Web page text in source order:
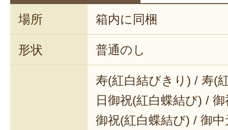
場所 箱内に同梱
形状 普通のし
寿(紅白結びきり) / 寿(
日御祝(紅白蝶結び) /
御祝(紅白蝶結び) / 御